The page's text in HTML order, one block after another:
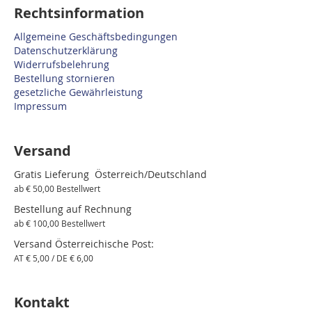
Rechtsinformation
Allgemeine Geschäftsbedingungen
Datenschutzerklärung
Widerrufsbelehrung
Bestellung stornieren
gesetzliche Gewährleistung
Impressum
Versand
Gratis Lieferung Österreich/Deutschland
ab € 50,00 Bestellwert
Bestellung auf Rechnung
ab € 100,00 Bestellwert
Versand Österreichische Post:
AT € 5,00 / DE € 6,00
Kontakt